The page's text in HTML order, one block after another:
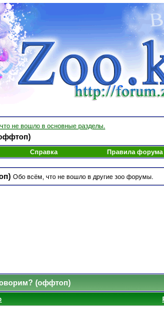
не вошло в основные разделы.
Справка Правила форума
Обо всём, что не вошло в другие зоо форумы.
(оффтоп)